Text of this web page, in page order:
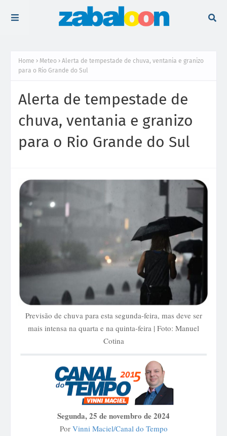
Home Meteo
Alerta de tempestade de chuva, ventania e granizo
para o Rio Grande do Sul
Alerta de tempestade de
chuva, ventania e granizo
para o Rio Grande do Sul
Previsão de chuva para esta segunda-feira, mas deve ser
mais intensa na quarta e na quinta-feira | Foto: Manuel
Cotina
Segunda, 25 de novembro de 2024
Por Vinni Maciel/Canal do Tempo